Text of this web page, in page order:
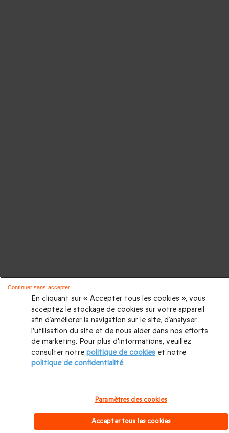
En cliquant sur « Accepter tous les cookies », vous
acceptez le stockage de cookies sur votre appareil
afin d’améliorer la navigation sur le site, d’analyser
l'utilisation du site et de nous aider dans nos efforts
de marketing. Pour plus d'informations, veuillez
consulter notrepolitique de cookies et notre
politique de confidentialité.
Paramètres des cookies
Accepter tous les cookies
Continuer sans accepter